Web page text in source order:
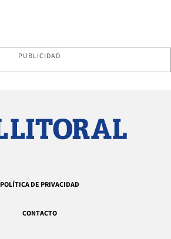
PUBLICIDAD
POLÍTICA DE PRIVACIDAD
CONTACTO